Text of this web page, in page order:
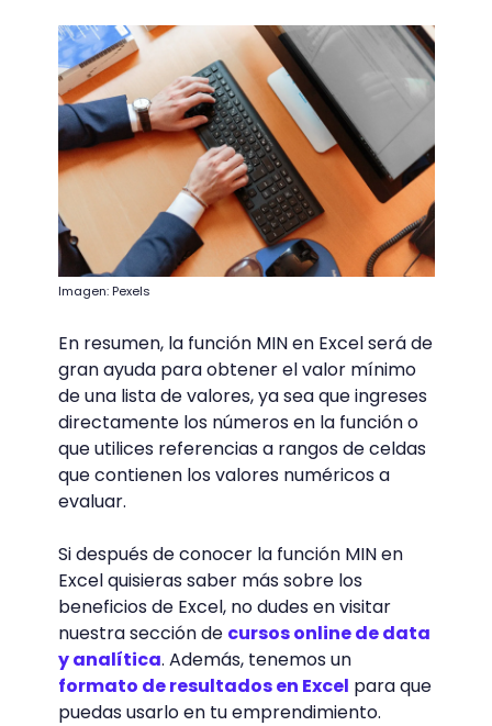
Imagen: Pexels
En resumen, la función MIN en Excel será de
gran ayuda para obtener el valor mínimo
de una lista de valores, ya sea que ingreses
directamente los números en la función o
que utilices referencias a rangos de celdas
que contienen los valores numéricos a
evaluar.
Si después de conocer la función MIN en
Excel quisieras saber más sobre los
beneficios de Excel, no dudes en visitar
nuestra sección de cursos online de data
y analítica. Además, tenemos un
formato de resultados en Excel para que
puedas usarlo en tu emprendimiento.